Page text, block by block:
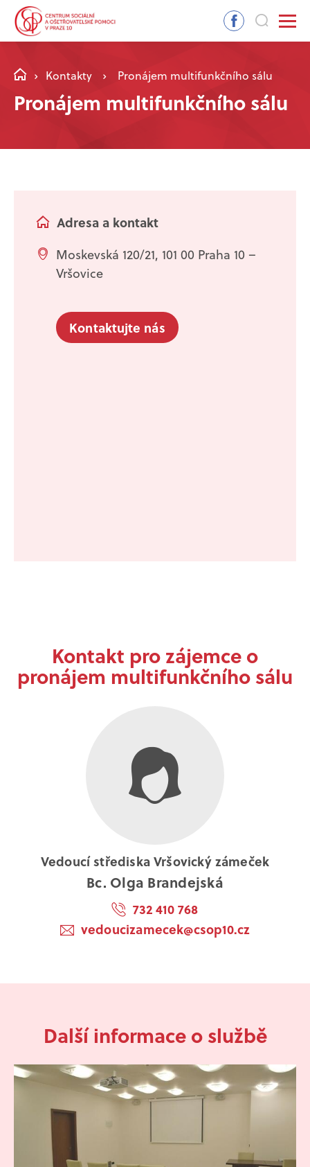
Kontakty Pronájem multifunkčního sálu
Pronájem multifunkčního sálu
Adresa a kontakt
Moskevská 120/21, 101 00 Praha 10 –
Vršovice
Kontaktujte nás
Kontakt pro zájemce o
pronájem multifunkčního sálu
Vedoucí střediska Vršovický zámeček
Bc. Olga Brandejská
732 410 768
vedoucizamecek@csop10.cz
Další informace o službě